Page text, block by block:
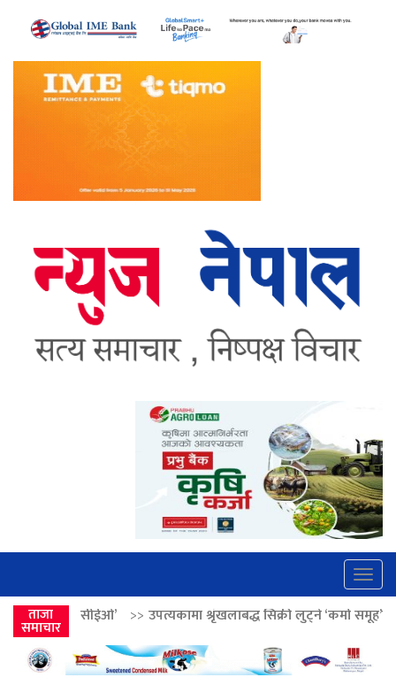
ताजा
समाचार
>>उपत्यकामा श्रृंखलाबद्ध सिक्री लुट्ने ‘कर्मा समूह’का नाइकेसहित पाँच